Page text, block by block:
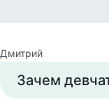
Дмитрий
Зачем